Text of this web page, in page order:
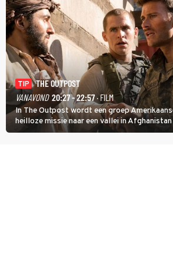
TIP
THE OUTPOST
VANAVOND 20:27 - 22:57· FILM
In The Outpost wordt een groep
heilloze missie naar een vallei in
overleeft daar een aanval?